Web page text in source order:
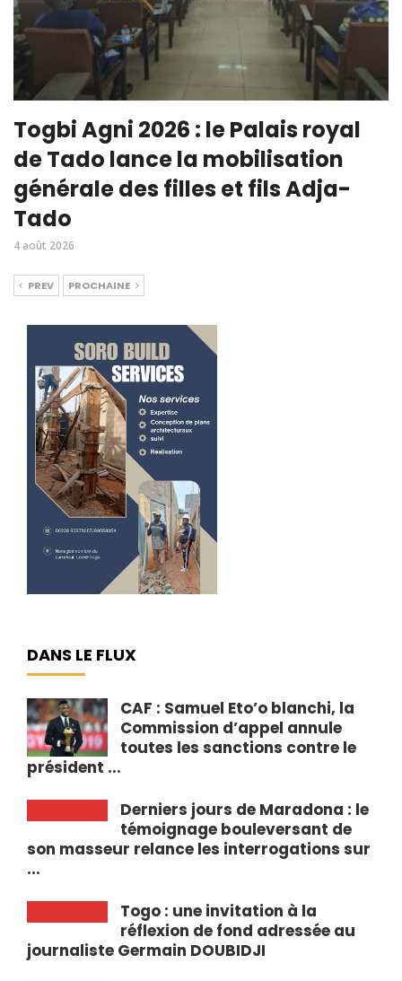
Togbi Agni 2026 : le Palais royal
de Tado lance la mobilisation
générale des filles et fils Adja-
Tado
4 août 2026
PREV PROCHAINE
DANS LE FLUX
CAF : Samuel Eto’o blanchi, la
Commission d’appel annule
toutes les sanctions contre le
président ...
Derniers jours de Maradona : le
témoignage bouleversant de
son masseur relance les interrogations sur
...
Togo : une invitation à la
réflexion de fond adressée au
journaliste Germain DOUBIDJI